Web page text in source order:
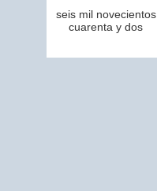
seis mil novecientos
cuarenta y dos